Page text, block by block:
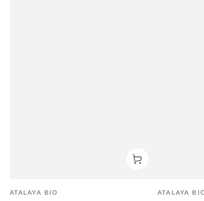
Vendedor:
ATALAYA BIO ATALAYA